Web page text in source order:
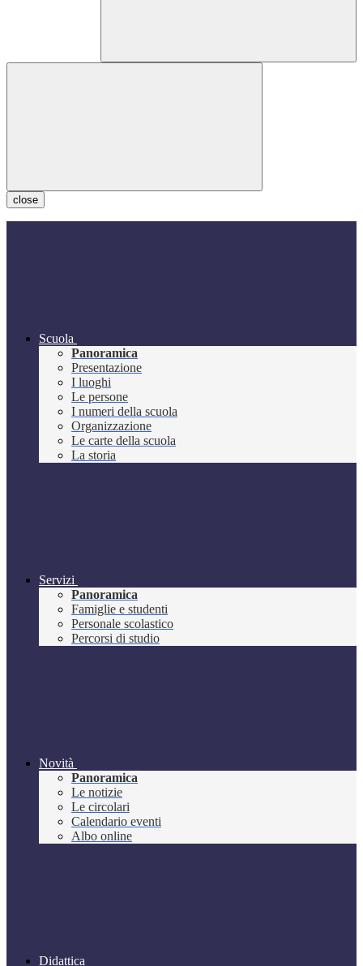
close
Scuola
Panoramica
Presentazione
I luoghi
Le persone
I numeri della scuola
Organizzazione
Le carte della scuola
La storia
Servizi
Panoramica
Famiglie e studenti
Personale scolastico
Percorsi di studio
Novità
Panoramica
Le notizie
Le circolari
Calendario eventi
Albo online
Didattica